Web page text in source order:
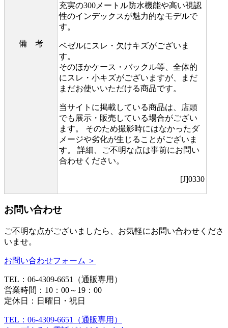
備 考
充実の300メートル防水機能や高い視認
性のインデックスが魅力的なモデルで
す。
ベゼルにスレ・欠けキズがございま
す。
そのほかケース・バックル等、全体的
にスレ・小キズがございますが、まだ
まだお使いいただける商品です。
当サイトに掲載している商品は、店頭
でも展示・販売している場合がござい
ます。 そのため撮影時にはなかったダ
メージや劣化が生じることがございま
す。 詳細、ご不明な点は事前にお問い
合わせください。
[J]0330
お問い合わせ
ご不明な点がございましたら、お気軽にお問い合わせくださ
いませ。
お問い合わせフォーム ＞
TEL：06-4309-6651（通販専用）
営業時間：10：00～19：00
定休日：日曜日・祝日
TEL：06-4309-6651（通販専用）